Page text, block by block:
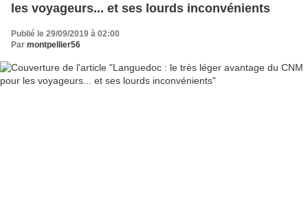
les voyageurs... et ses lourds inconvénients
Publié le 29/09/2019 à 02:00
Par montpellier56